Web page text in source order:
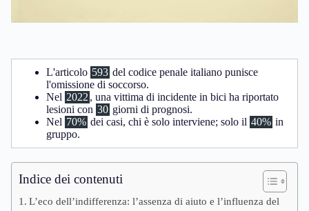
L'articolo 593 del codice penale italiano punisce
l'omissione di soccorso.
Nel 2022 , una vittima di incidente in bici ha riportato
lesioni con 30 giorni di prognosi.
Nel 70% dei casi, chi è solo interviene; solo il 40% in
gruppo.
Indice dei contenuti
L’eco dell’indifferenza: l’assenza di aiuto e l’influenza del